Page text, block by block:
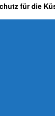
für die